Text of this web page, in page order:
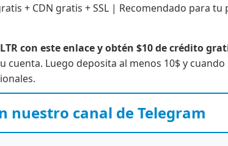
+ CDN gratis + SSL | Recomendado para tu
con este enlace y obtén $10 de crédito
cuenta. Luego deposita al menos 10$ y cuando
nuestro canal de Telegram